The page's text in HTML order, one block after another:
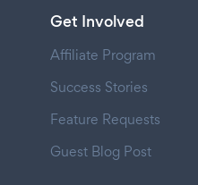
Get Involved
Affiliate Program
Success Stories
Feature Requests
Guest Blog Post